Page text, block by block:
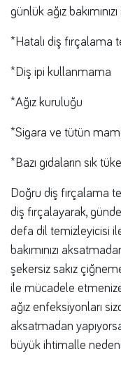
günlük ağız
*Hatalı diş fırçalama
*Diş ipi kullanmama
*Ağız kuruluğu
*Sigara ve tütün
*Bazı gıdaların sık
Doğru diş fırçalama
diş fırçalayarak,
defa dil temizleyicisi
bakımınızı
şekersiz sakız
ile mücadele etmenize
ağız enfeksiyonları
aksatmadan
büyük ihtimalle nedeni